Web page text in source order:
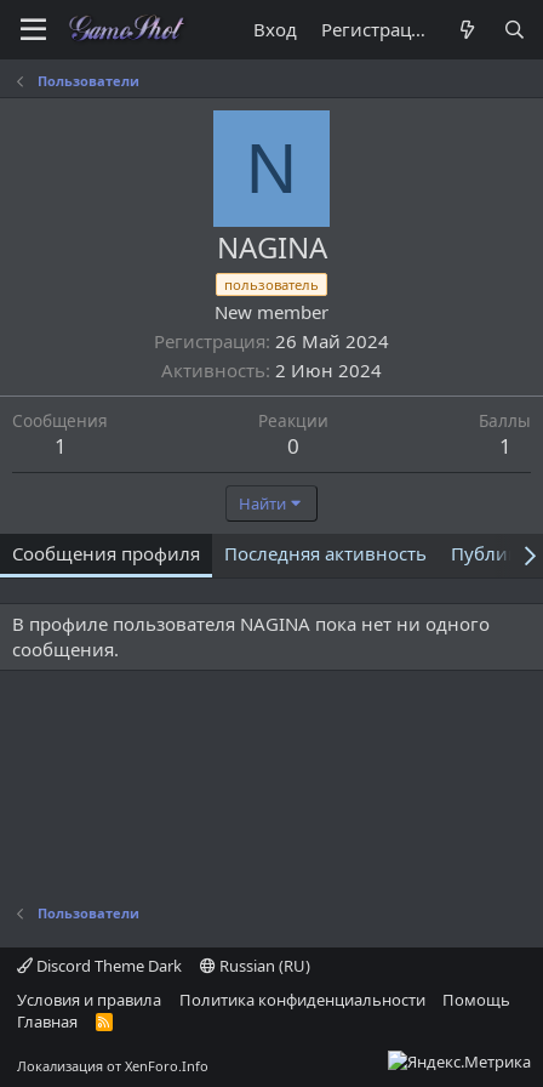
Вход Регистрация
Пользователи
N
NAGINA
пользователь
New member
Регистрация 26 Май 2024
Активность 2 Июн 2024
Сообщения
1
Реакции
0
Баллы
1
Найти
Сообщения профиля Последняя активность
В профиле пользователя NAGINA пока нет ни одного
сообщения.
Пользователи
Discord Theme Dark
Russian (RU)
Условия и правила
Политика конфиденциальности
Помощь
Главная
R
Локализация от XenForo.Info